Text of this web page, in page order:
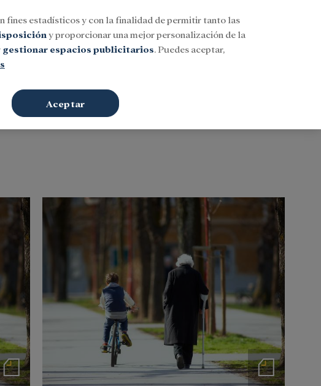
Iniciar sesión Buscar
Notas de prensa Notas de prensa
fines estadísticos y con la finalidad de permitir tanto las
y proporcionar una mejor personalización de la
gestionar espacios publicitarios. Puedes aceptar,
Aceptar